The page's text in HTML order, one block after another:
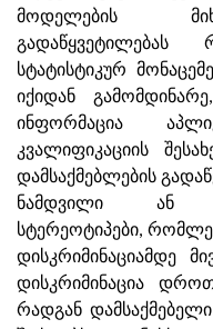
მოდელების
სტატისტიკურ
იქიდან
ინფორმაცია
კვალიფიკაციის
დამსაქმებლების
ნამდვილი ან
სტერეოტიპები,
დისკრიმინაციამდე
დისკრიმინაცია
რადგან